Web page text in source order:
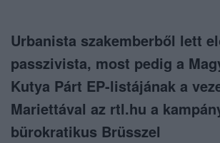
Urbanista szakemberből lett
passzivista, most pedig a
Kutya Párt EP-listájának a
Mariettával az rtl.hu a
bürokratikus Brüsszel